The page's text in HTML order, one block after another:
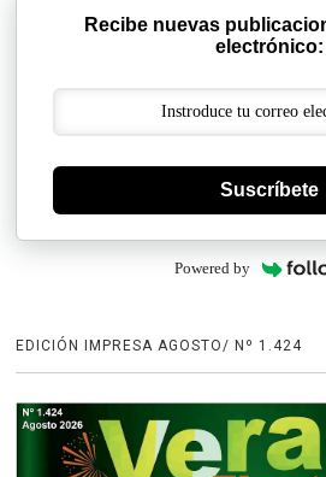
Recibe nuevas
electrónico:
Suscríbete
Powered by
EDICIÓN IMPRESA AGOSTO/ Nº 1.424